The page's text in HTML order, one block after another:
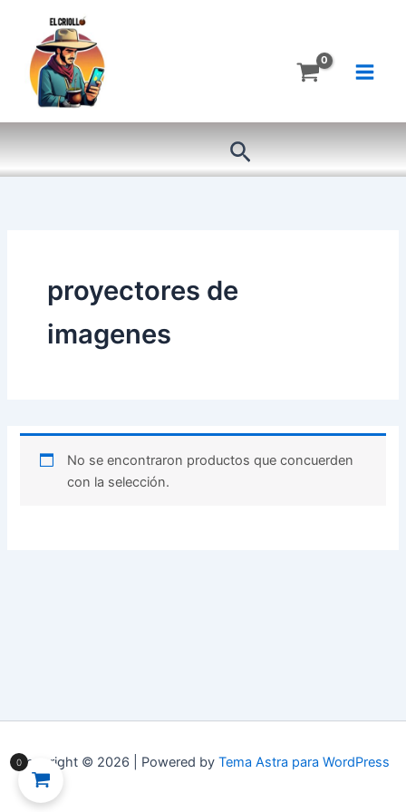
contenido
Buscar
proyectores de
imagenes
No se encontraron productos que concuerden
con la selección.
Copyright © 2026 | Powered by Tema Astra para WordPress
0